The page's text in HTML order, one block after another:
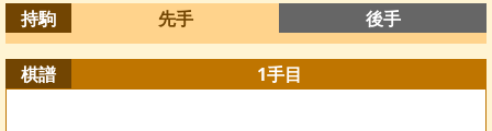
持駒 先手 後手
棋譜 1手目